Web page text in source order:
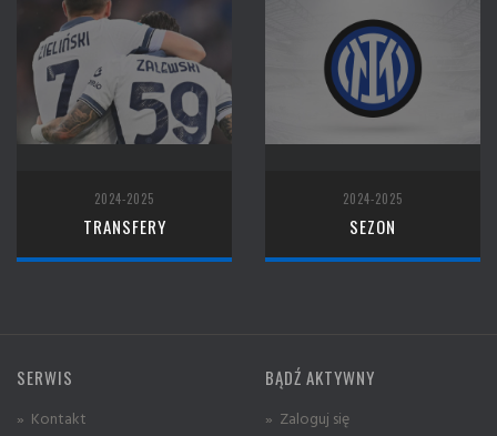
2024-2025
TRANSFERY
2024-2025
SEZON
SERWIS
» Kontakt
BĄDŹ AKTYWNY
» Zaloguj się